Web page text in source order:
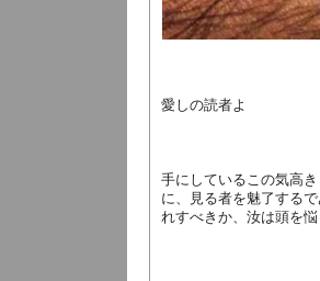
愛しの読者よ
手にしているこの気高
に、見る者を魅了する
れすべきか、汝は頭を